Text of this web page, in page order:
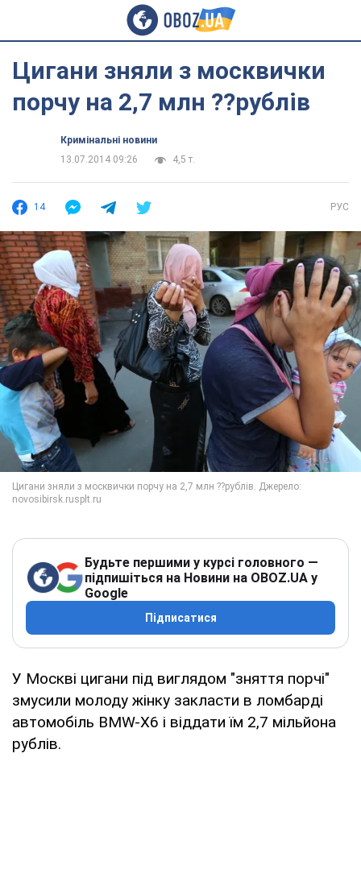
Цигани зняли з москвички
порчу на 2,7 млн ??рублів
Кримінальні новини
13.07.2014 09:26
4,5 т.
14 РУС
Будьте першими у курсі головного —
підпишіться на Новини на OBOZ.UA у
Google
Підписатися
У Москві цигани під виглядом "зняття порчі"
змусили молоду жінку закласти в ломбарді
автомобіль BMW-Х6 і віддати їм 2,7 мільйона
рублів.